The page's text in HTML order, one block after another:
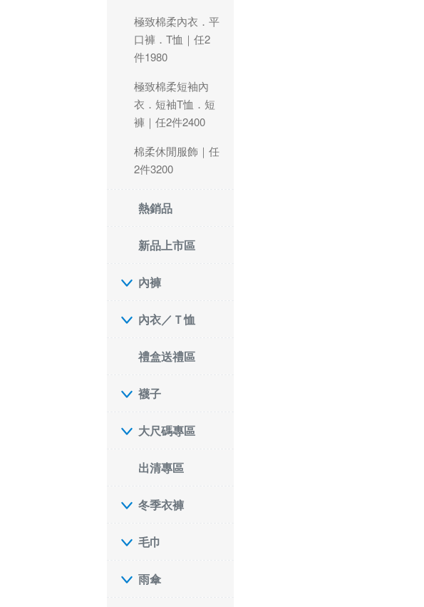
極致棉柔內衣．平
口褲．T恤｜任2
件1980
極致棉柔短袖內
衣．短袖T恤．短
褲｜任2件2400
棉柔休閒服飾｜任
2件3200
熱銷品
新品上市區
內褲
內衣／Ｔ恤
禮盒送禮區
襪子
大尺碼專區
出清專區
冬季衣褲
毛巾
雨傘